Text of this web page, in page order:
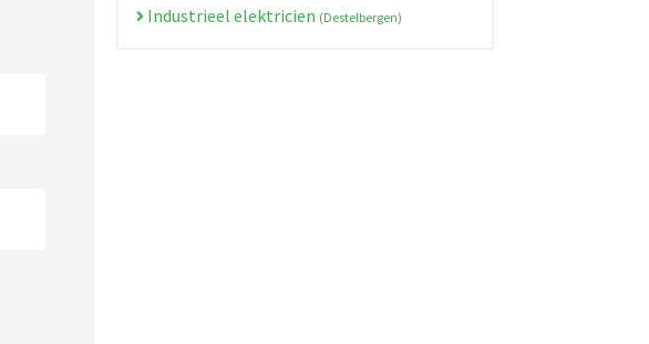
Industrieel elektricien (Destelbergen)